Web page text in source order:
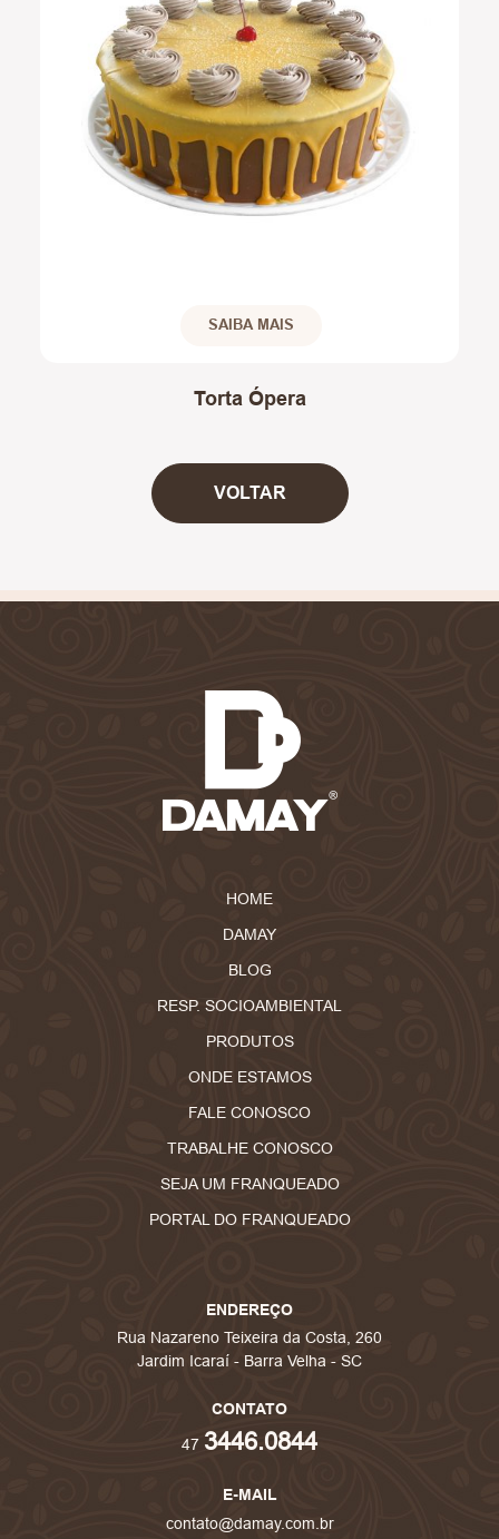
SAIBA MAIS
Torta Ópera
VOLTAR
HOME
DAMAY
BLOG
RESP. SOCIOAMBIENTAL
PRODUTOS
ONDE ESTAMOS
FALE CONOSCO
TRABALHE CONOSCO
SEJA UM FRANQUEADO
PORTAL DO FRANQUEADO
ENDEREÇO
Rua Nazareno Teixeira da Costa, 260
Jardim Icaraí - Barra Velha - SC
CONTATO
47 3446.0844
E-MAIL
contato@damay.com.br